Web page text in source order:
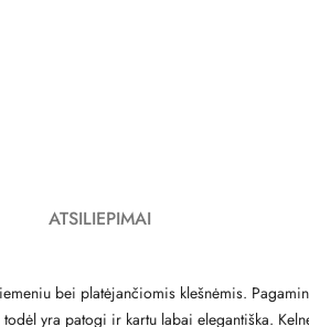
ATSILIEPIMAI
bei platėjančiomis klešnėmis.
yra patogi ir kartu labai elegantiška.